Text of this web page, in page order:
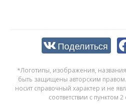
Поделиться
*Логотипы, изображения,
быть защищены авторским
носит справочный характер и не
соответствии с пунктом